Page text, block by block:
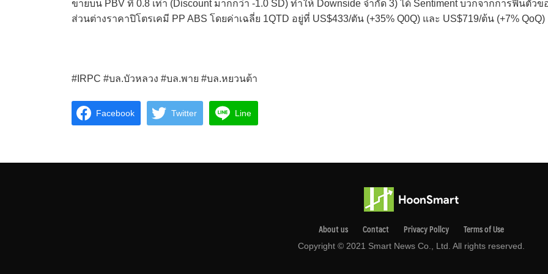
ขายบน PBV ที่ 0.8 เท่า (Discount มากกว่า -1.0 SD) ทำให้ Downside จำกัด 3) ได้ Sentiment บวกจากการฟื้นตัวข
ส่วนต่างราคาปิโตรเคมี PP ABS โดยค่าเฉลี่ย 1QTD อยู่ที่ US$433/ตัน (+35% Q0Q) และ US$719/ต้น (+7% QoQ)
#IRPC #บล.บัวหลวง #บล.พาย #บล.หยวนต้า
Facebook Twitter Line
About us Contact Privacy Pollcy Terms of Use
Copyright © 2021 Smart News Co., Ltd. All rights reserved.